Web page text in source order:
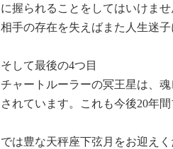
に握られることをしてはいけま
相手の存在を失えばまた人生迷子
そして最後の4つ目
チャートルーラーの冥王星は、
されています。これも今後20年
では豊な天秤座下弦月をお迎えく